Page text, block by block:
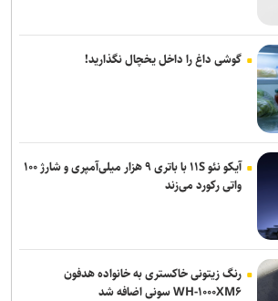
گوشی داغ را داخل یخچال نگذارید!
آیکو نئو ۱۱S با باتری ۹ هزار میلی‌آمپری و شارژ ۱۰۰
واتی رکورد می‌زند
رنگ زیتونی خاکستری به خانواده هدفون
WH-۱۰۰۰XM۶ سونی اضافه شد